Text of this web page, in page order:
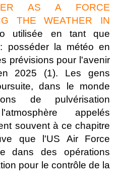
AS A FORCE
THE WEATHER IN
utilisée en tant que
posséder la météo en
prévisions pour l'avenir
2025 (1). Les gens
dans le monde
de pulvérisation
appelés
souvent à ce chapitre
que l'US Air Force
dans des opérations
pour le contrôle de la